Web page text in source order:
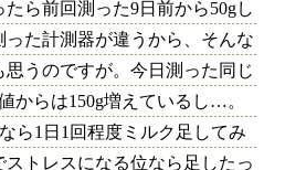
ら前回測った9日前から50gし
た計測器が違うから、そんな
うのですが。今日測った同じ
からは150g増えているし…。
ら1日1回程度ミルク足してみ
トレスになる位なら足したっ